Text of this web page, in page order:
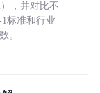
，并对比不
标准和行业
。